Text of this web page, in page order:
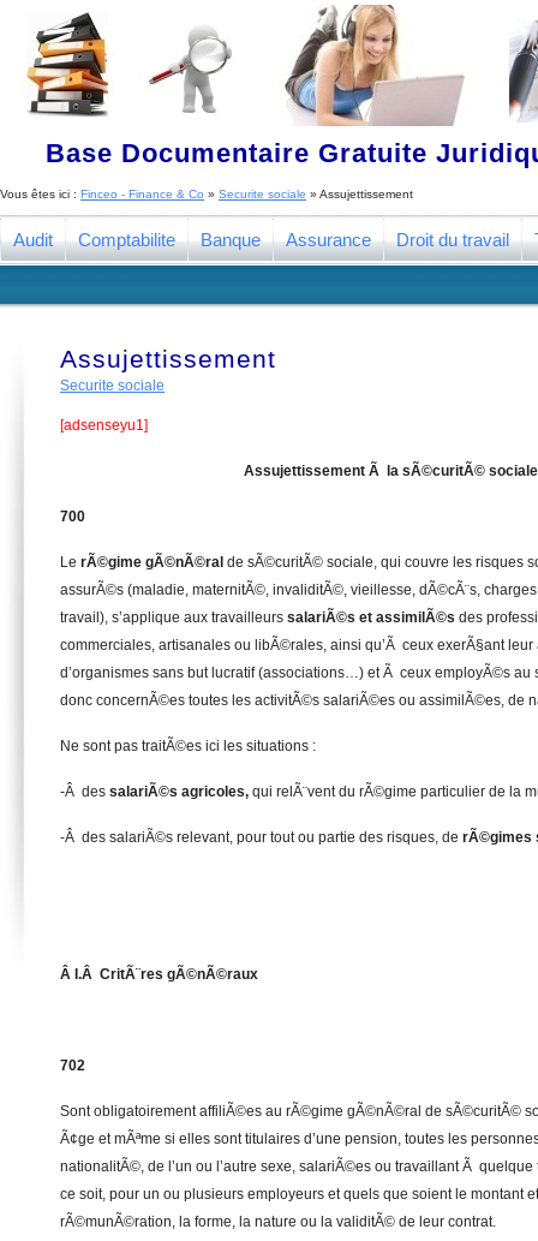
Base Documentaire Gratuite
Vous êtes ici : Finceo - Finance & Co » Securite sociale » Assujettissement
Audit Comptabilite Banque Assurance Droit du travail
Assujettissement
Securite sociale
[adsenseyu1]
Assujettissement Ã la sÃ©curitÃ© sociale
700
Le rÃ©gime gÃ©nÃ©ral de sÃ©curitÃ© sociale, qui couvre les risques
assurÃ©s (maladie, maternitÃ©, invaliditÃ©, vieillesse, dÃ©cÃ¨s,
travail), s’applique aux travailleurs salariÃ©s et assimilÃ©s des
commerciales, artisanales ou libÃ©rales, ainsi qu’Ã ceux exerÃ§ant
d’organismes sans but lucratif (associations…) et Ã ceux employÃ©s au
donc concernÃ©es toutes les activitÃ©s salariÃ©es ou assimilÃ©es, de
Ne sont pas traitÃ©es ici les situations :
-Â des salariÃ©s agricoles, qui relÃ¨vent du rÃ©gime particulier de la
-Â des salariÃ©s relevant, pour tout ou partie des risques, de rÃ©gimes
Â I.Â CritÃ¨res gÃ©nÃ©raux
702
Sont obligatoirement affiliÃ©es au rÃ©gime gÃ©nÃ©ral de sÃ©curitÃ©
Ã¢ge et mÃªme si elles sont titulaires d’une pension, toutes les
nationalitÃ©, de l’un ou l’autre sexe, salariÃ©es ou travaillant Ã
ce soit, pour un ou plusieurs employeurs et quels que soient le montant
rÃ©munÃ©ration, la forme, la nature ou la validitÃ© de leur contrat.